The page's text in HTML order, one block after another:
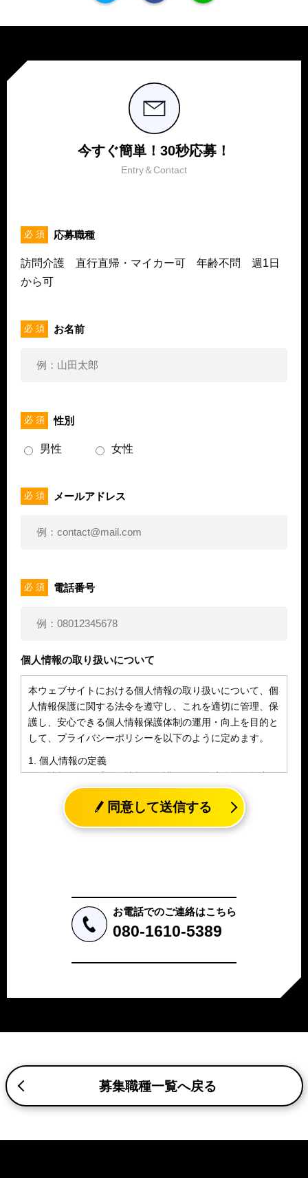
今すぐ簡単！30秒応募！
Entry＆Contact
必 須 応募職種
訪問介護 直行直帰・マイカー可 年齢不問 週1日
から可
必 須 お名前
必 須 性別
男性 女性
必 須 メールアドレス
必 須 電話番号
個人情報の取り扱いについて
本ウェブサイトにおける個人情報の取り扱いについて、個
人情報保護に関する法令を遵守し、これを適切に管理、保
護し、安心できる個人情報保護体制の運用・向上を目的と
して、プライバシーポリシーを以下のように定めます。
1. 個人情報の定義
個人情報とは、「個人情報の保護に関する法律」に規定さ
れる生存する個人に関する情報であって、氏名、生年月日
その他の記述等により特定の個人を識別することができる
情報（個人識別情報）を指します。
しません。
a.応募者等からのお問い合わせに対応・管理するため
b.本ウェブサイトにおけるサービスの提供・運用のため
3. プライバシー尊重
4. 法令等の遵守
応募者等の個人情報の取得、利用その他一切の取り扱いに
令、及び本プライバシーポリシーを遵守します。
同意して送信する
お電話でのご連絡はこちら
080-1610-5389
募集職種一覧へ戻る